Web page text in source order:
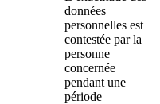
données
personnelles est
contestée par la
personne
concernée
pendant une
période